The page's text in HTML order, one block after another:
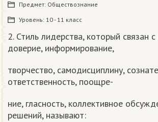
Предмет: Обществознание
Уровень: 10 - 11 класс
2. Стиль лидерства, который связан
доверие, информирование,
творчество, самодисциплину,
ответственность, поощре-
ние, гласность, коллективное
решений, называют: